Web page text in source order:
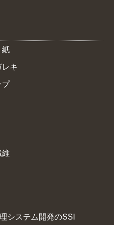
紙
キ
プ
維
システム開発のSSI